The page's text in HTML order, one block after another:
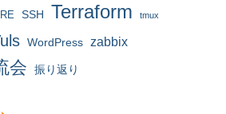
SSH Terraform tmux
WordPress zabbix
会 振り返り